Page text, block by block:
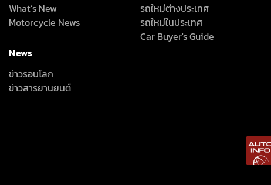
What’s New
Motorcycle News
News
ข่าวรอบโลก
ข่าวสารยานยนต์
รถใหม่ต่างประเทศ
รถใหม่ในประเทศ
Car Buyer's Guide